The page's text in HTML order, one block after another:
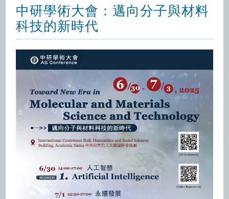
中研學術大會：邁向分子與材料
科技的新時代